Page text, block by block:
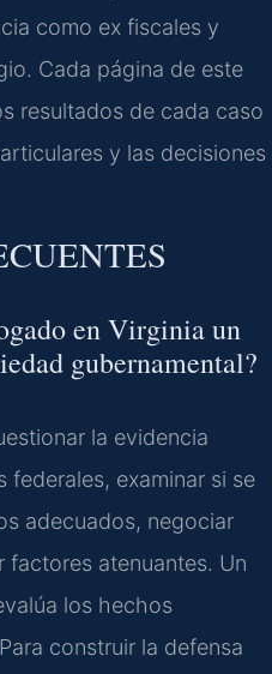
como ex fiscales y
Cada página de este
resultados de cada caso
y las decisiones
en Virginia un
gubernamental?
la evidencia
federales, examinar si se
adecuados, negociar
factores atenuantes. Un
los hechos
construir la defensa